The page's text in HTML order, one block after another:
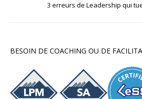
3 erreurs de Leadership qui
BESOIN DE COACHING OU DE